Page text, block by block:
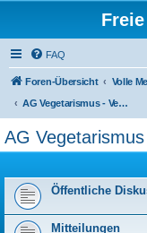
FAQ
Foren-Übersicht
AG Vegetarismus - Veganismus - Fleisch-Essen
AG
Öffentliche
Mitteilungen